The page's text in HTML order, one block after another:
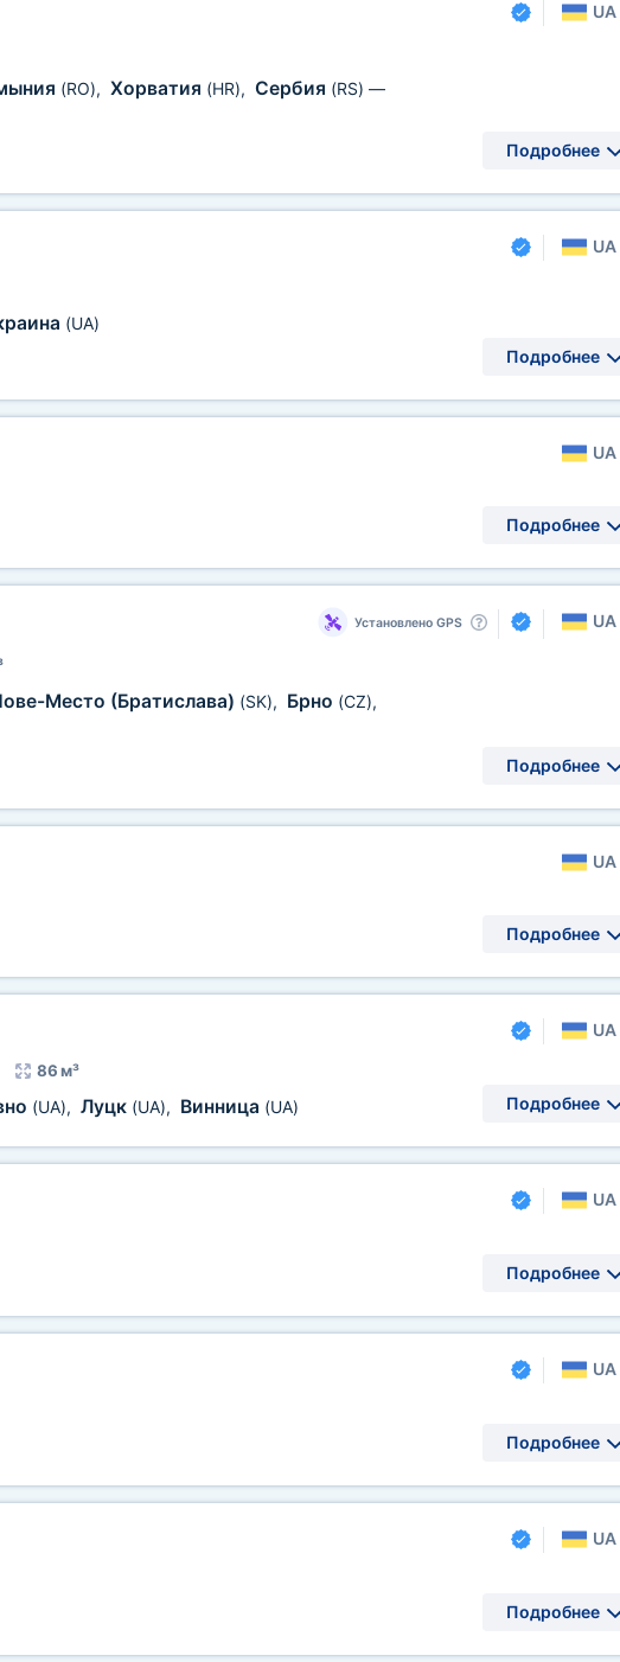
UA
(RO), Хорватия (HR), Сербия (RS) —
Подробнее
UA
(UA)
Подробнее
UA
Подробнее
Установлено GPS UA
Место (Братислава) (SK), Брно (CZ),
Подробнее
UA
Подробнее
UA
86 м³
(UA), Луцк (UA), Винница (UA) Подробнее
UA
Подробнее
UA
Подробнее
UA
Подробнее